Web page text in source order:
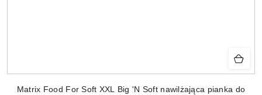
Matrix Food For Soft XXL Big 'N Soft nawilżająca pianka do